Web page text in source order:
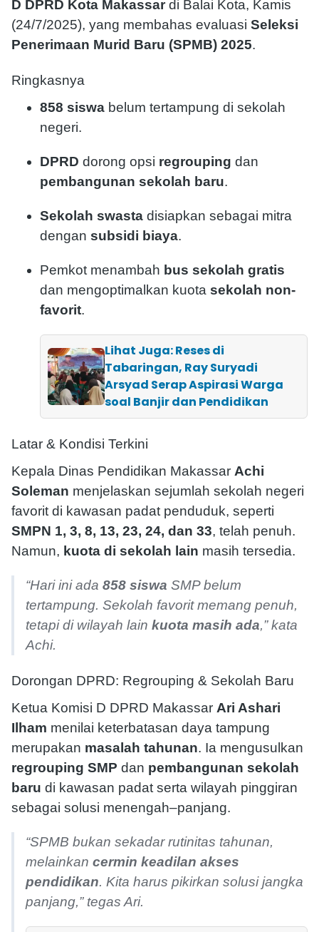
D DPRD Kota Makassardi Balai Kota, Kamis
(24/7/2025), yang membahas evaluasi Seleksi
Penerimaan Murid Baru (SPMB) 2025.
Ringkasnya
858 siswa belum tertampung di sekolah
negeri.
DPRD dorong opsi regrouping dan
pembangunan sekolah baru.
Sekolah swasta disiapkan sebagai mitra
dengan subsidi biaya.
Pemkot menambah bus sekolah gratis
dan mengoptimalkan kuota sekolah non-
favorit.
Lihat Juga: Reses di
Tabaringan, Ray Suryadi
Arsyad Serap Aspirasi Warga
soal Banjir dan Pendidikan
Latar & Kondisi Terkini
Kepala Dinas Pendidikan Makassar Achi
Soleman menjelaskan sejumlah sekolah negeri
favorit di kawasan padat penduduk, seperti
SMPN 1, 3, 8, 13, 23, 24, dan 33, telah penuh.
Namun, kuota di sekolah lain masih tersedia.
“Hari ini ada 858 siswa SMP belum
tertampung. Sekolah favorit memang penuh,
tetapi di wilayah lain kuota masih ada,” kata
Achi.
Dorongan DPRD: Regrouping & Sekolah Baru
Ketua Komisi D DPRD Makassar Ari Ashari
Ilham menilai keterbatasan daya tampung
merupakan masalah tahunan. Ia mengusulkan
regrouping SMP dan pembangunan sekolah
baru di kawasan padat serta wilayah pinggiran
sebagai solusi menengah–panjang.
“SPMB bukan sekadar rutinitas tahunan,
melainkan cermin keadilan akses
pendidikan. Kita harus pikirkan solusi jangka
panjang,” tegas Ari.